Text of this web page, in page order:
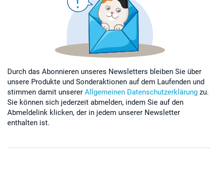
Durch das Abonnieren unseres Newsletters bleiben Sie über
unsere Produkte und Sonderaktionen auf dem Laufenden und
stimmen damit unserer Allgemeinen Datenschutzerklärung zu.
Sie können sich jederzeit abmelden, indem Sie auf den
Abmeldelink klicken, der in jedem unserer Newsletter
enthalten ist.